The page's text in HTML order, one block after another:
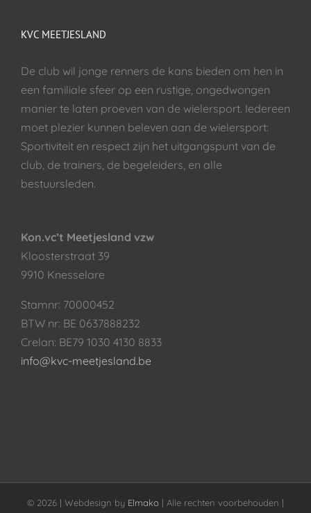
KVC MEETJESLAND
De club wil jonge renners de kans bieden om hen in
een familiale sfeer op een rustige, ongedwongen
manier te laten proeven van de wielersport. Iedereen
moet plezier kunnen beleven aan de wielersport:
Sportiviteit en respect zijn het uitgangspunt van de
club, de trainers, de begeleiders, en alle
bestuursleden.
Kon.vc’t Meetjesland vzw
Kloosterstraat 39
9910 Knesselare
Stamnr: 70000452
BTW nr: BE 0637888232
Crelan: BE79 1030 4130 8833
info@kvc-meetjesland.be
© 2026 | Webdesign by Elmako | Alle rechten voorbehouden |